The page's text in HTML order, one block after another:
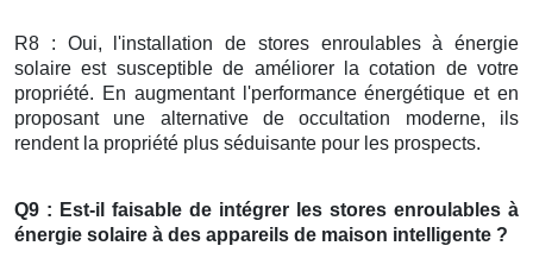
R8 : Oui, l'installation de stores enroulables à énergie
solaire est susceptible de améliorer la cotation de votre
propriété. En augmentant l'performance énergétique et en
proposant une alternative de occultation moderne, ils
rendent la propriété plus séduisante pour les prospects.
Q9 : Est-il faisable de intégrer les stores enroulables à
énergie solaire à des appareils de maison intelligente ?